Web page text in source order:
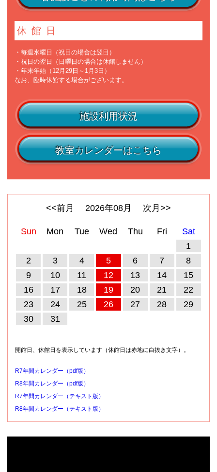
休館日
・毎週水曜日（祝日の場合は翌日）
・祝日の翌日（日曜日の場合は休館しません）
・年末年始（12月29日～1月3日）
なお、臨時休館する場合がございます。
施設利用状況
教室カレンダーはこちら
<<前月 2026年08 月 次月>>
Sun Mon Tue Wed Thu Fri
Sat
1
2
3 4 5 6 7
8
9
10 11 12 13 14
15
16
17 18 19 20 21
22
23
24 25 26 27 28
29
30
31
開館日、休館日を表示しています（休館日は赤地に白抜き文字）。
R7年間カレンダー（pdf版）
R8年間カレンダー（pdf版）
R7年間カレンダー（テキスト版）
R8年間カレンダー（テキスト版）